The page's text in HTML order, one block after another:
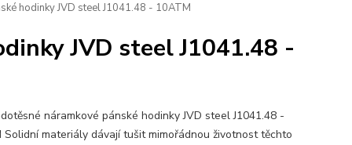
hodinky JVD steel J1041.48 - 10ATM
JVD steel J1041.48 -
náramkové pánské hodinky JVD steel J1041.48 -
Solidní materiály dávají tušit mimořádnou životnost těchto